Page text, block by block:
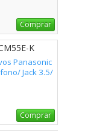
Comprar
K
Panasonic
Jack 3.5/
Comprar